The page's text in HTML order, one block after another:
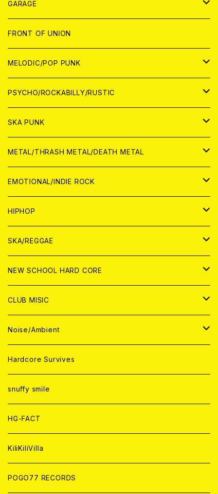
GARAGE
JAPAN
アナログ
CD
WORLD
アナログ
CD
FRONT OF UNION
MELODIC/POP PUNK
JAPAN
CD
ANALOG
WORLD
CD
ANALOG
PSYCHO/ROCKABILLY/RUSTIC
JAPAN
CD
ANALOG
WORLD
CD
ANALOG
SKA PUNK
JAPAN
CD
ANALOG
WORLD
CD
ANALOG
METAL/THRASH METAL/DEATH METAL
JAPAN
CD
ANALOG
WORLD
ANALOG
CD
EMOTIONAL/INDIE ROCK
JAPAN
CD
ANALOG
WORLD
CD
ANALOG
HIPHOP
JAPAN
CD
ANALOG
WORLD
CD
ANALOG
SKA/REGGAE
JAPAN
CD
ANALOG
WORLD
CD
ANALOG
NEW SCHOOL HARD CORE
JAPAN
CD
ANALOG
WORLD
CD
ANALOG
CLUB MISIC
JAPAN
CD
ANALOG
WORLD
CD
ANALOG
Noise/Ambient
JAPAN
CD
ANALOG
WORLD
CD
ANALOG
Hardcore Survives
snuffy smile
HG-FACT
KiliKiliVilla
POGO77 RECORDS